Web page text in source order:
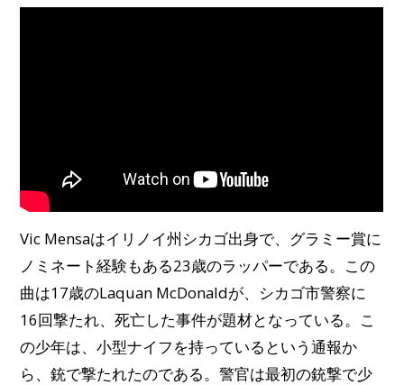
Vic Mensaはイリノイ州シカゴ出身で、グラミー賞に
ノミネート経験もある23歳のラッパーである。この
曲は17歳のLaquan McDonaldが、シカゴ市警察に
16回撃たれ、死亡した事件が題材となっている。こ
の少年は、小型ナイフを持っているという通報か
ら、銃で撃たれたのである。警官は最初の銃撃で少